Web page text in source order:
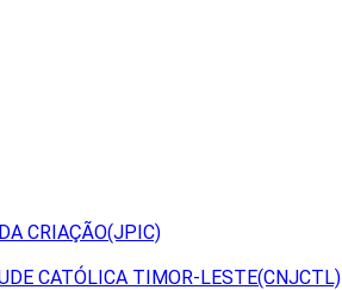
CRIAÇÃO(JPIC)
CATÓLICA TIMOR-LESTE(CNJCTL)